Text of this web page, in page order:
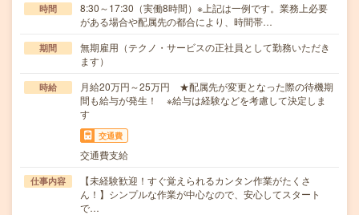
時間
8:30～17:30（実働8時間）※上記は一例です。業務上必要
がある場合や配属先の都合により、時間帯…
期間
無期雇用（テクノ・サービスの正社員として勤務いただき
ます）
時給
月給20万円～25万円 ★配属先が変更となった際の待機期
間も給与が発生！ ※給与は経験などを考慮して決定しま
す
交通費
交通費支給
仕事内容
【未経験歓迎！すぐ覚えられるカンタン作業がたくさ
ん！】シンプルな作業が中心なので、安心してスタート
で…